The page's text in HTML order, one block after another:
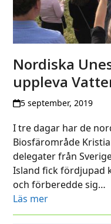
Nordiska
uppleva
5 september, 2019
I tre dagar har de
Biosfärområde
delegater från
Island fick fördjupad
och förberedde sig…
Läs mer